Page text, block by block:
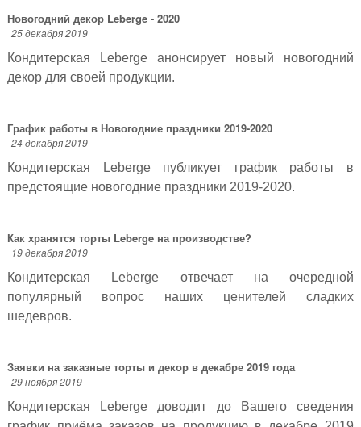
Новогодний декор Leberge - 2020
25 декабря 2019
Кондитерская Leberge анонсирует новый новогодний
декор для своей продукции.
График работы в Новогодние праздники 2019-2020
24 декабря 2019
Кондитерская Leberge публикует график работы в
предстоящие новогодние праздники 2019-2020.
Как хранятся торты Leberge на производстве?
19 декабря 2019
Кондитерская Leberge отвечает на очередной
популярный вопрос наших ценителей сладких
шедевров.
Заявки на заказные торты и декор в декабре 2019 года
29 ноября 2019
Кондитерская Leberge доводит до Вашего сведения